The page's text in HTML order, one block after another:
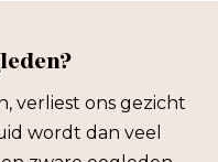
verliest ons gezicht
wordt dan veel